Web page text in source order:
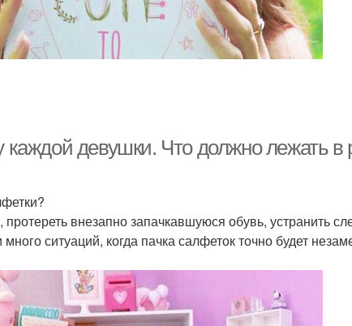
девушки. Что должно лежать в
внезапно запачкавшуюся обувь, устранить
ситуаций, когда пачка салфеток точно будет